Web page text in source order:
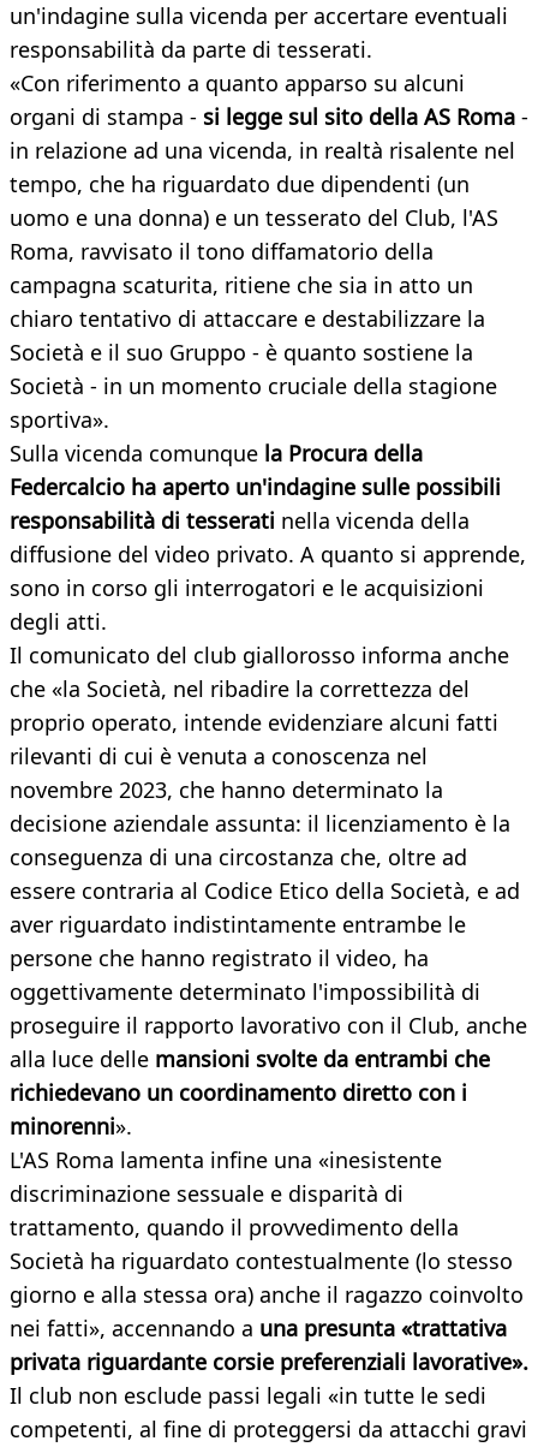
un'indagine sulla vicenda per accertare eventuali
responsabilità da parte di tesserati.
«Con riferimento a quanto apparso su alcuni
organi di stampa - si legge sul sito della AS Roma -
in relazione ad una vicenda, in realtà risalente nel
tempo, che ha riguardato due dipendenti (un
uomo e una donna) e un tesserato del Club, l'AS
Roma, ravvisato il tono diffamatorio della
campagna scaturita, ritiene che sia in atto un
chiaro tentativo di attaccare e destabilizzare la
Società e il suo Gruppo - è quanto sostiene la
Società - in un momento cruciale della stagione
sportiva».
Sulla vicenda comunque la Procura della
Federcalcio ha aperto un'indagine sulle possibili
responsabilità di tesserati nella vicenda della
diffusione del video privato. A quanto si apprende,
sono in corso gli interrogatori e le acquisizioni
degli atti.
Il comunicato del club giallorosso informa anche
che «la Società, nel ribadire la correttezza del
proprio operato, intende evidenziare alcuni fatti
rilevanti di cui è venuta a conoscenza nel
novembre 2023, che hanno determinato la
decisione aziendale assunta: il licenziamento è la
conseguenza di una circostanza che, oltre ad
essere contraria al Codice Etico della Società, e ad
aver riguardato indistintamente entrambe le
persone che hanno registrato il video, ha
oggettivamente determinato l'impossibilità di
proseguire il rapporto lavorativo con il Club, anche
alla luce delle mansioni svolte da entrambi che
richiedevano un coordinamento diretto con i
minorenni».
L'AS Roma lamenta infine una «inesistente
discriminazione sessuale e disparità di
trattamento, quando il provvedimento della
Società ha riguardato contestualmente (­lo stesso
giorno e alla stessa ora) anche il ragazzo coinvolto
nei fatti», accennando a una presunta «trattativa
privata riguardante corsie preferenziali lavorative».
Il club non esclude passi legali «in tutte le sedi
competenti, al fine di proteggersi da attacchi gravi